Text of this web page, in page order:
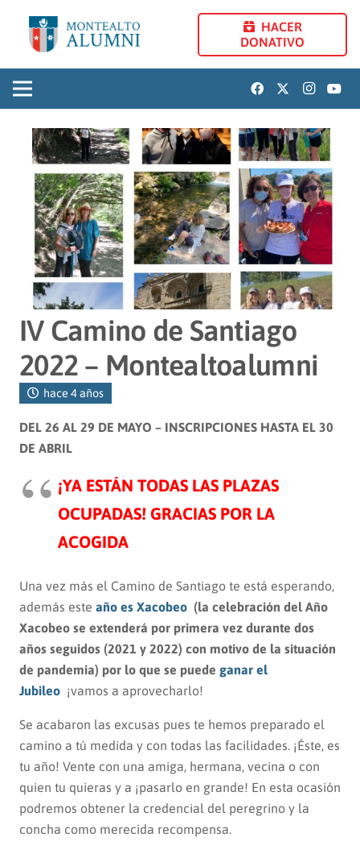
HACER
DONATIVO
IV Camino de Santiago
2022 – Montealtoalumni
hace 4 años
DEL 26 AL 29 DE MAYO – INSCRIPCIONES HASTA EL 30
DE ABRIL
¡YA ESTÁN TODAS LAS PLAZAS
OCUPADAS! GRACIAS POR LA
ACOGIDA
Una vez más el Camino de Santiago te está esperando,
además este año es Xacobeo (la celebración del Año
Xacobeo se extenderá por primera vez durante dos
años seguidos (2021 y 2022) con motivo de la situación
de pandemia) por lo que se puede ganar el
Jubileo ¡vamos a aprovecharlo!
Se acabaron las excusas pues te hemos preparado el
camino a tú medida y con todas las facilidades. ¡Éste, es
tu año! Vente con una amiga, hermana, vecina o con
quien tu quieras y a ¡pasarlo en grande! En esta ocasión
podremos obtener la credencial del peregrino y la
concha como merecida recompensa.